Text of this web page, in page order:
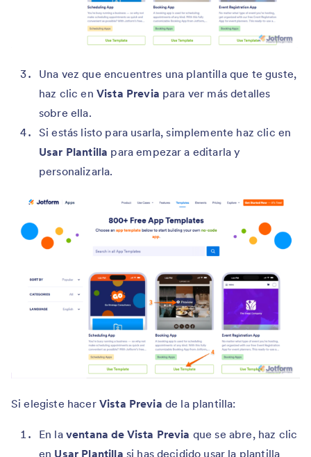
Una vez que encuentres una plantilla que te guste,
haz clic en Vista Previa para ver más detalles
sobre ella.
Si estás listo para usarla, simplemente haz clic en
Usar Plantilla para empezar a editarla y
personalizarla.
Si elegiste hacer Vista Previa de la plantilla:
En la ventana de Vista Previa que se abre, haz clic
en Usar Plantilla si has decidido usar la plantilla